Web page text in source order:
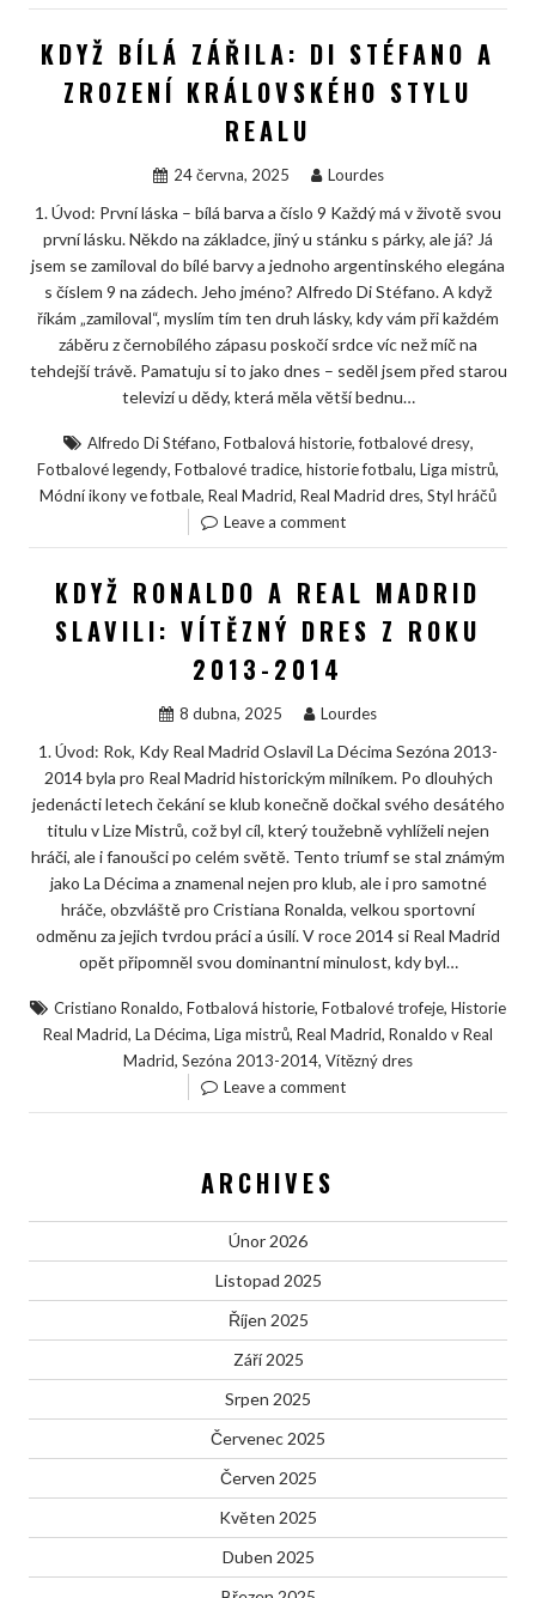
KDYŽ BÍLÁ ZÁŘILA: DI STÉFANO A
ZROZENÍ KRÁLOVSKÉHO STYLU
REALU
24 června, 2025 Lourdes
1. Úvod: První láska – bílá barva a číslo 9 Každý má v životě svou
první lásku. Někdo na základce, jiný u stánku s párky, ale já? Já
jsem se zamiloval do bílé barvy a jednoho argentinského elegána
s číslem 9 na zádech. Jeho jméno? Alfredo Di Stéfano. A když
říkám „zamiloval“, myslím tím ten druh lásky, kdy vám při každém
záběru z černobílého zápasu poskočí srdce víc než míč na
tehdejší trávě. Pamatuju si to jako dnes – seděl jsem před starou
televizí u dědy, která měla větší bednu…
Alfredo Di Stéfano, Fotbalová historie,fotbalové dresy,
Fotbalové legendy, Fotbalové tradice, historie fotbalu, Liga mistrů,
Módní ikony ve fotbale, Real Madrid, Real Madrid dres, Styl hráčů
Leave a comment
KDYŽ RONALDO A REAL MADRID
SLAVILI: VÍTĚZNÝ DRES Z ROKU
2013-2014
8 dubna, 2025 Lourdes
1. Úvod: Rok, Kdy Real Madrid Oslavil La Décima Sezóna 2013-
2014 byla pro Real Madrid historickým milníkem. Po dlouhých
jedenácti letech čekání se klub konečně dočkal svého desátého
titulu v Lize Mistrů, což byl cíl, který toužebně vyhlíželi nejen
hráči, ale i fanoušci po celém světě. Tento triumf se stal známým
jako La Décima a znamenal nejen pro klub, ale i pro samotné
hráče, obzvláště pro Cristiana Ronalda, velkou sportovní
odměnu za jejich tvrdou práci a úsilí. V roce 2014 si Real Madrid
opět připomněl svou dominantní minulost, kdy byl…
Cristiano Ronaldo, Fotbalová historie, Fotbalové trofeje, Historie
Real Madrid, La Décima, Liga mistrů, Real Madrid, Ronaldo v Real
Madrid, Sezóna 2013-2014, Vítězný dres
Leave a comment
ARCHIVES
Únor 2026
Listopad 2025
Říjen 2025
Září 2025
Srpen 2025
Červenec 2025
Červen 2025
Květen 2025
Duben 2025